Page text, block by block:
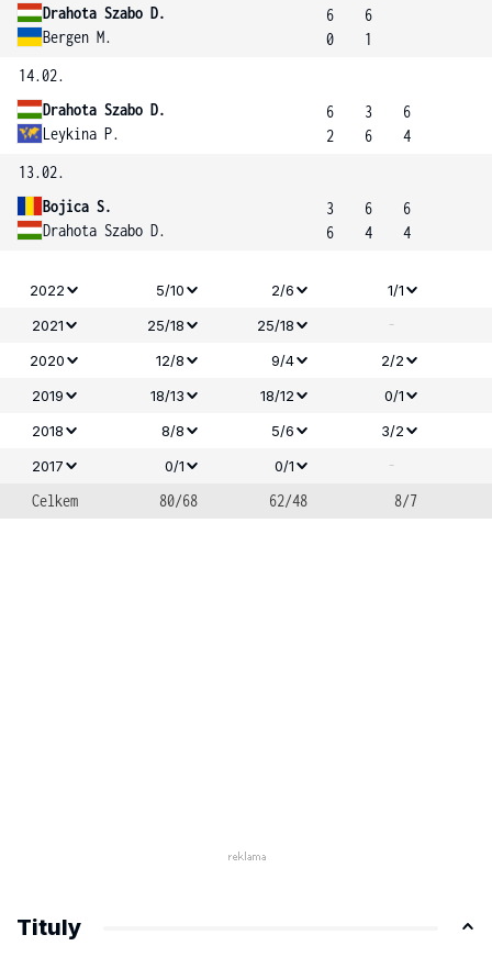
Drahota Szabo D.
Bergen M.
6
0
6
1
14.02.
Drahota Szabo D.
Leykina P.
6
2
3
6
6
4
13.02.
Bojica S.
Drahota Szabo D.
3
6
6
4
6
4
2022 5/10 2/6 1/1
2021
25/18 25/18 -
2020 12/8 9/4
2/2
2019
18/13 18/12
0/1
2018
8/8 5/6
3/2
2017
0/1 0/1
-
Celkem
80/68 62/48 8/7
Tituly